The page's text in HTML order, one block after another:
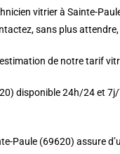
vitrier à Sainte-
sans plus
de notre tarif
disponible 24h/24 et
Paule (69620) assure